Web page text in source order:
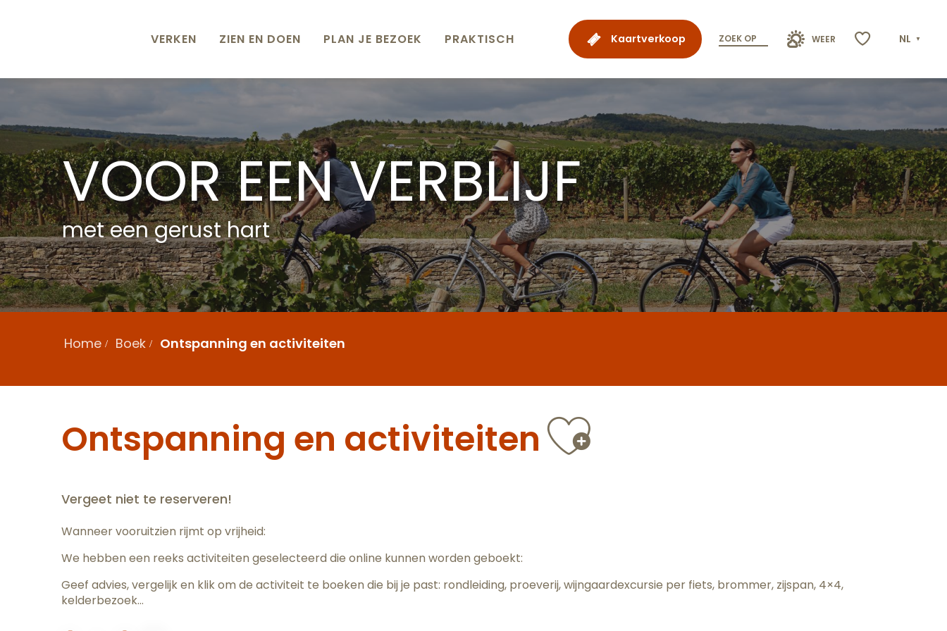
Kaartverkoop ZOEK OP WEER NL
VERKEN ZIEN EN DOEN PLAN JE BEZOEK PRAKTISCH
VOOR EEN VERBLIJF
met een gerust hart
Home Boek Ontspanning en activiteiten
Ontspanning en activiteitenAjouter aux
Vergeet niet te reserveren!
Wanneer vooruitzien rijmt op vrijheid:
We hebben een reeks activiteiten geselecteerd die online kunnen worden geboekt:
Geef advies, vergelijk en klik om de activiteit te boeken die bij je past: rondleiding, proeverij, wijngaardexcursie per fiets, brommer, zijspan, 4×4,
kelderbezoek…